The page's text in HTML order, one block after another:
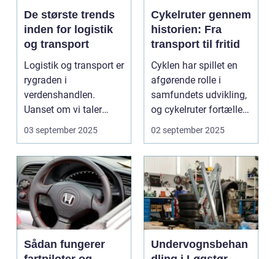
De største trends
inden for logistik
og transport
Logistik og transport er
rygraden i
verdenshandlen.
Uanset om vi taler
dagligvarer til
supermarkedet...
03 september 2025
Cykelruter gennem
historien: Fra
transport til fritid
Cyklen har spillet en
afgørende rolle i
samfundets udvikling,
og cykelruter fortæller
e...
02 september 2025
Sådan fungerer
Undervognsbehan